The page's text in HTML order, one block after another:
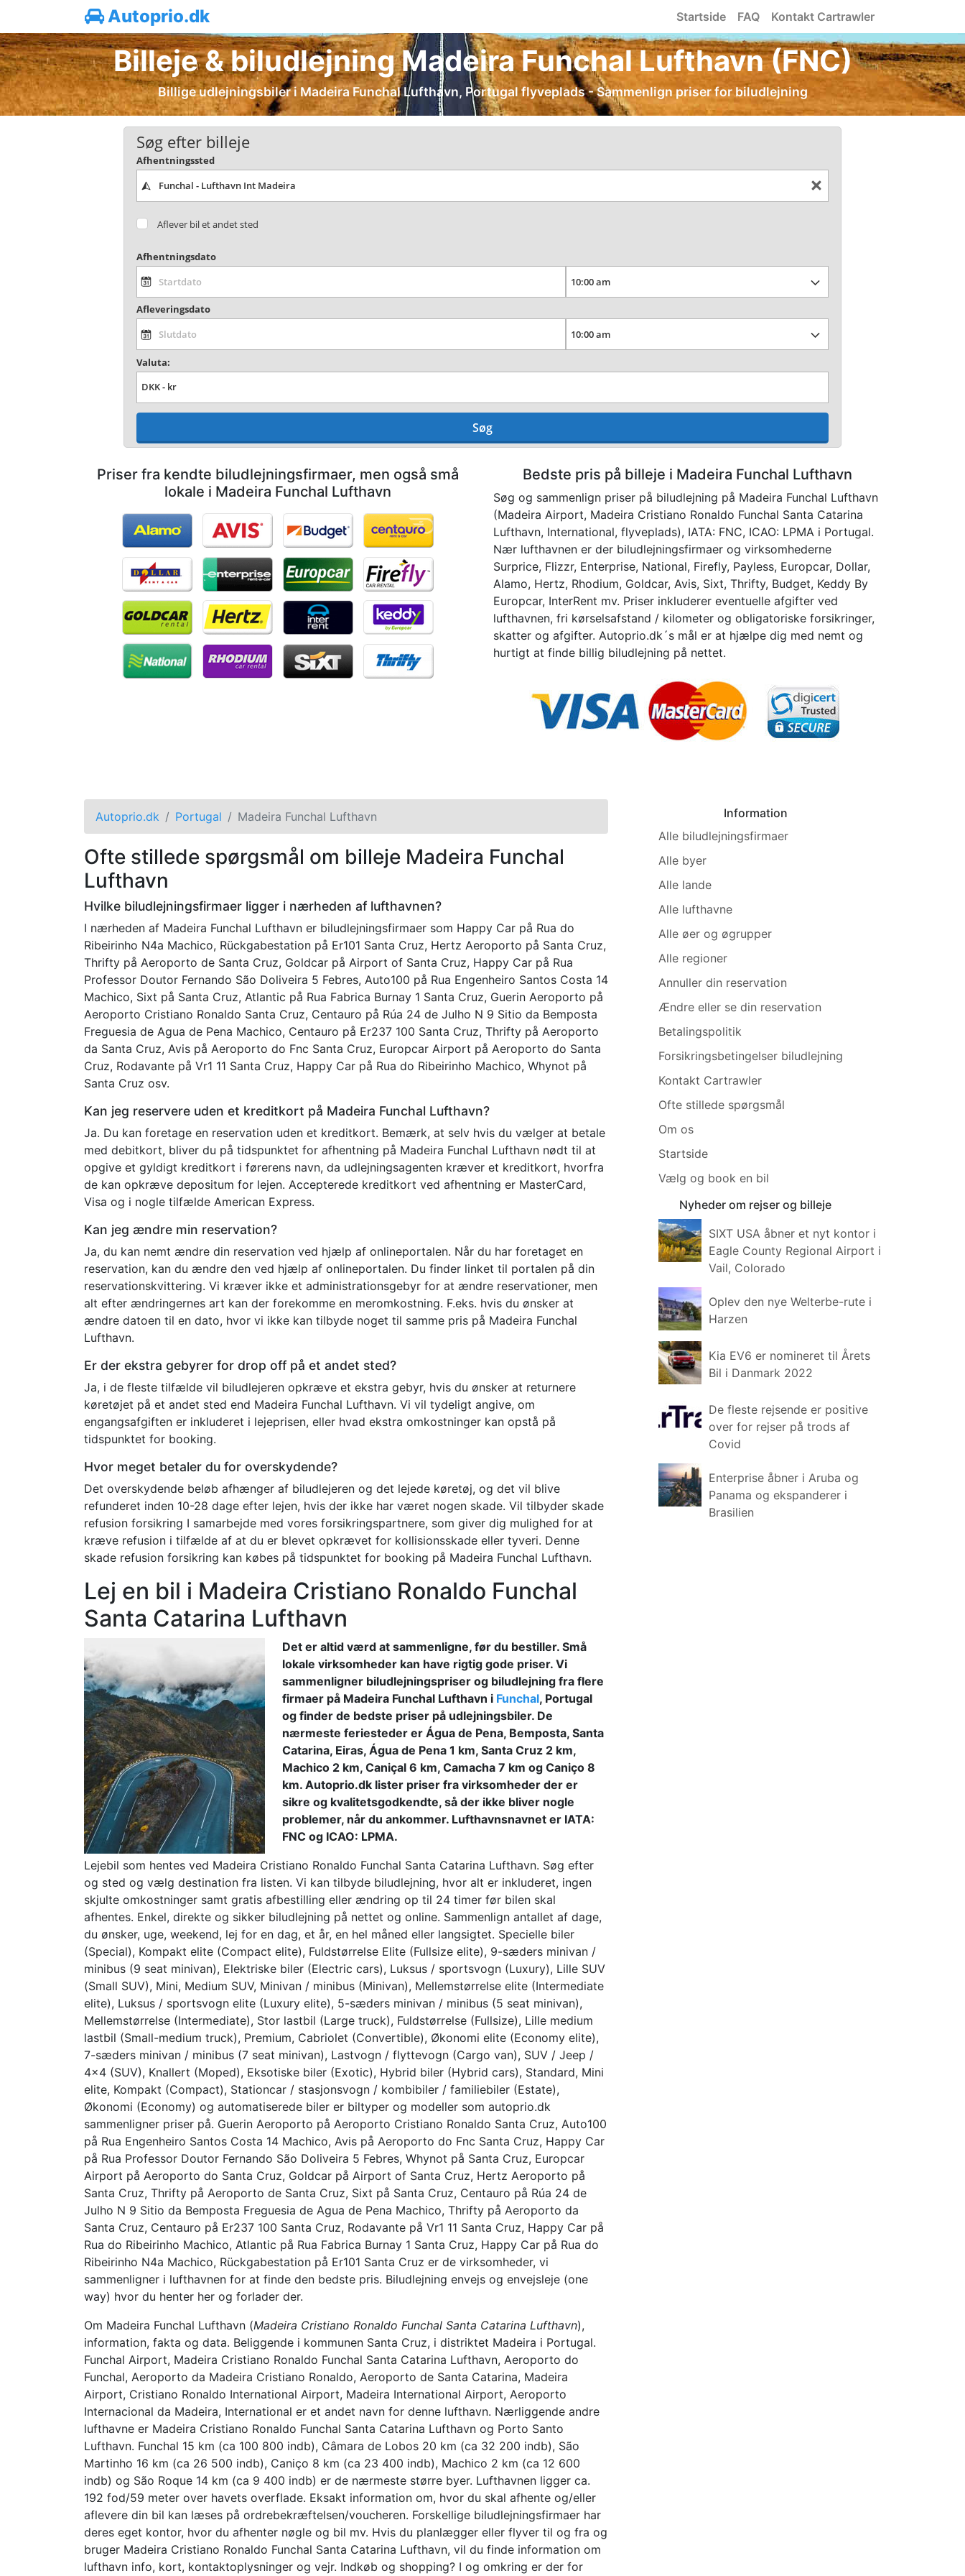
Autoprio.dk Startside FAQ Kontakt Cartrawler
Billeje & biludlejning Madeira Funchal Lufthavn (FNC)
Billige udlejningsbiler i Madeira Funchal Lufthavn, Portugal flyveplads - Sammenlign priser for biludlejning
Søg efter billeje
Afhentningssted
Aflever bil et andet sted
Afhentningsdato
Afleveringsdato
Valuta:
Søg
Priser fra kendte biludlejningsfirmaer, men også små
lokale i Madeira Funchal Lufthavn
Bedste pris på billeje i Madeira Funchal Lufthavn
Søg og sammenlign priser på biludlejning på Madeira Funchal Lufthavn
(Madeira Airport, Madeira Cristiano Ronaldo Funchal Santa Catarina
Lufthavn, International, flyveplads), IATA: FNC, ICAO: LPMA i Portugal.
Nær lufthavnen er der biludlejningsfirmaer og virksomhederne
Surprice, Flizzr, Enterprise, National, Firefly, Payless, Europcar, Dollar,
Alamo, Hertz, Rhodium, Goldcar, Avis, Sixt, Thrifty, Budget, Keddy By
Europcar, InterRent mv. Priser inkluderer eventuelle afgifter ved
lufthavnen, fri kørselsafstand / kilometer og obligatoriske forsikringer,
skatter og afgifter. Autoprio.dk´s mål er at hjælpe dig med nemt og
hurtigt at finde billig biludlejning på nettet.
Autoprio.dk Portugal Madeira Funchal Lufthavn
Ofte stillede spørgsmål om billeje Madeira Funchal
Lufthavn
Hvilke biludlejningsfirmaer ligger i nærheden af lufthavnen?
I nærheden af Madeira Funchal Lufthavn er biludlejningsfirmaer som Happy Car på Rua do
Ribeirinho N4a Machico, Rückgabestation på Er101 Santa Cruz, Hertz Aeroporto på Santa Cruz,
Thrifty på Aeroporto de Santa Cruz, Goldcar på Airport of Santa Cruz, Happy Car på Rua
Professor Doutor Fernando São Doliveira 5 Febres, Auto100 på Rua Engenheiro Santos Costa 14
Machico, Sixt på Santa Cruz, Atlantic på Rua Fabrica Burnay 1 Santa Cruz, Guerin Aeroporto på
Aeroporto Cristiano Ronaldo Santa Cruz, Centauro på Rúa 24 de Julho N 9 Sitio da Bemposta
Freguesia de Agua de Pena Machico, Centauro på Er237 100 Santa Cruz, Thrifty på Aeroporto
da Santa Cruz, Avis på Aeroporto do Fnc Santa Cruz, Europcar Airport på Aeroporto do Santa
Cruz, Rodavante på Vr1 11 Santa Cruz, Happy Car på Rua do Ribeirinho Machico, Whynot på
Santa Cruz osv.
Kan jeg reservere uden et kreditkort på Madeira Funchal Lufthavn?
Ja. Du kan foretage en reservation uden et kreditkort. Bemærk, at selv hvis du vælger at betale
med debitkort, bliver du på tidspunktet for afhentning på Madeira Funchal Lufthavn nødt til at
opgive et gyldigt kreditkort i førerens navn, da udlejningsagenten kræver et kreditkort, hvorfra
de kan opkræve depositum for lejen. Accepterede kreditkort ved afhentning er MasterCard,
Visa og i nogle tilfælde American Express.
Kan jeg ændre min reservation?
Ja, du kan nemt ændre din reservation ved hjælp af onlineportalen. Når du har foretaget en
reservation, kan du ændre den ved hjælp af onlineportalen. Du finder linket til portalen på din
reservationskvittering. Vi kræver ikke et administrationsgebyr for at ændre reservationer, men
alt efter ændringernes art kan der forekomme en meromkostning. F.eks. hvis du ønsker at
ændre datoen til en dato, hvor vi ikke kan tilbyde noget til samme pris på Madeira Funchal
Lufthavn.
Er der ekstra gebyrer for drop off på et andet sted?
Ja, i de fleste tilfælde vil biludlejeren opkræve et ekstra gebyr, hvis du ønsker at returnere
køretøjet på et andet sted end Madeira Funchal Lufthavn. Vi vil tydeligt angive, om
engangsafgiften er inkluderet i lejeprisen, eller hvad ekstra omkostninger kan opstå på
tidspunktet for booking.
Hvor meget betaler du for overskydende?
Det overskydende beløb afhænger af biludlejeren og det lejede køretøj, og det vil blive
refunderet inden 10-28 dage efter lejen, hvis der ikke har været nogen skade. Vil tilbyder skade
refusion forsikring I samarbejde med vores forsikringspartnere, som giver dig mulighed for at
kræve refusion i tilfælde af at du er blevet opkrævet for kollisionsskade eller tyveri. Denne
skade refusion forsikring kan købes på tidspunktet for booking på Madeira Funchal Lufthavn.
Lej en bil i Madeira Cristiano Ronaldo Funchal
Santa Catarina Lufthavn
Det er altid værd at sammenligne, før du bestiller. Små
lokale virksomheder kan have rigtig gode priser. Vi
sammenligner biludlejningspriser og biludlejning fra flere
firmaer på Madeira Funchal Lufthavn i Funchal, Portugal
og finder de bedste priser på udlejningsbiler. De
nærmeste feriesteder er Água de Pena, Bemposta, Santa
Catarina, Eiras, Água de Pena 1 km, Santa Cruz 2 km,
Machico 2 km, Caniçal 6 km, Camacha 7 km og Caniço 8
km. Autoprio.dk lister priser fra virksomheder der er
sikre og kvalitetsgodkendte, så der ikke bliver nogle
problemer, når du ankommer. Lufthavnsnavnet er IATA:
FNC og ICAO: LPMA.
Lejebil som hentes ved Madeira Cristiano Ronaldo Funchal Santa Catarina Lufthavn. Søg efter
og sted og vælg destination fra listen. Vi kan tilbyde biludlejning, hvor alt er inkluderet, ingen
skjulte omkostninger samt gratis afbestilling eller ændring op til 24 timer før bilen skal
afhentes. Enkel, direkte og sikker biludlejning på nettet og online. Sammenlign antallet af dage,
du ønsker, uge, weekend, lej for en dag, et år, en hel måned eller langsigtet. Specielle biler
(Special), Kompakt elite (Compact elite), Fuldstørrelse Elite (Fullsize elite), 9-sæders minivan /
minibus (9 seat minivan), Elektriske biler (Electric cars), Luksus / sportsvogn (Luxury), Lille SUV
(Small SUV), Mini, Medium SUV, Minivan / minibus (Minivan), Mellemstørrelse elite (Intermediate
elite), Luksus / sportsvogn elite (Luxury elite), 5-sæders minivan / minibus (5 seat minivan),
Mellemstørrelse (Intermediate), Stor lastbil (Large truck), Fuldstørrelse (Fullsize), Lille medium
lastbil (Small-medium truck), Premium, Cabriolet (Convertible), Økonomi elite (Economy elite),
7-sæders minivan / minibus (7 seat minivan), Lastvogn / flyttevogn (Cargo van), SUV / Jeep /
4×4 (SUV), Knallert (Moped), Eksotiske biler (Exotic), Hybrid biler (Hybrid cars), Standard, Mini
elite, Kompakt (Compact), Stationcar / stasjonsvogn / kombibiler / familiebiler (Estate),
Økonomi (Economy) og automatiserede biler er biltyper og modeller som autoprio.dk
sammenligner priser på. Guerin Aeroporto på Aeroporto Cristiano Ronaldo Santa Cruz, Auto100
på Rua Engenheiro Santos Costa 14 Machico, Avis på Aeroporto do Fnc Santa Cruz, Happy Car
på Rua Professor Doutor Fernando São Doliveira 5 Febres, Whynot på Santa Cruz, Europcar
Airport på Aeroporto do Santa Cruz, Goldcar på Airport of Santa Cruz, Hertz Aeroporto på
Santa Cruz, Thrifty på Aeroporto de Santa Cruz, Sixt på Santa Cruz, Centauro på Rúa 24 de
Julho N 9 Sitio da Bemposta Freguesia de Agua de Pena Machico, Thrifty på Aeroporto da
Santa Cruz, Centauro på Er237 100 Santa Cruz, Rodavante på Vr1 11 Santa Cruz, Happy Car på
Rua do Ribeirinho Machico, Atlantic på Rua Fabrica Burnay 1 Santa Cruz, Happy Car på Rua do
Ribeirinho N4a Machico, Rückgabestation på Er101 Santa Cruz er de virksomheder, vi
sammenligner i lufthavnen for at finde den bedste pris. Biludlejning envejs og envejsleje (one
way) hvor du henter her og forlader der.
Om Madeira Funchal Lufthavn (Madeira Cristiano Ronaldo Funchal Santa Catarina Lufthavn),
information, fakta og data. Beliggende i kommunen Santa Cruz, i distriktet Madeira i Portugal.
Funchal Airport, Madeira Cristiano Ronaldo Funchal Santa Catarina Lufthavn, Aeroporto do
Funchal, Aeroporto da Madeira Cristiano Ronaldo, Aeroporto de Santa Catarina, Madeira
Airport, Cristiano Ronaldo International Airport, Madeira International Airport, Aeroporto
Internacional da Madeira, International er et andet navn for denne lufthavn. Nærliggende andre
lufthavne er Madeira Cristiano Ronaldo Funchal Santa Catarina Lufthavn og Porto Santo
Lufthavn. Funchal 15 km (ca 100 800 indb), Câmara de Lobos 20 km (ca 32 200 indb), São
Martinho 16 km (ca 26 500 indb), Caniço 8 km (ca 23 400 indb), Machico 2 km (ca 12 600
indb) og São Roque 14 km (ca 9 400 indb) er de nærmeste større byer. Lufthavnen ligger ca.
192 fod/59 meter over havets overflade. Eksakt information om, hvor du skal afhente og/eller
aflevere din bil kan læses på ordrebekræftelsen/voucheren. Forskellige biludlejningsfirmaer har
deres eget kontor, hvor du afhenter nøgle og bil mv. Hvis du planlægger eller flyver til og fra og
bruger Madeira Cristiano Ronaldo Funchal Santa Catarina Lufthavn, vil du finde information om
lufthavn info, kort, kontaktoplysninger og vejr. Indkøb og shopping? I og omkring er der for
Information
Alle biludlejningsfirmaer
Alle byer
Alle lande
Alle lufthavne
Alle øer og øgrupper
Alle regioner
Annuller din reservation
Ændre eller se din reservation
Betalingspolitik
Forsikringsbetingelser biludlejning
Kontakt Cartrawler
Ofte stillede spørgsmål
Om os
Startside
Vælg og book en bil
Nyheder om rejser og billeje
SIXT USA åbner et nyt kontor i
Eagle County Regional Airport i
Vail, Colorado
Oplev den nye Welterbe-rute i
Harzen
Kia EV6 er nomineret til Årets
Bil i Danmark 2022
De fleste rejsende er positive
over for rejser på trods af
Covid
Enterprise åbner i Aruba og
Panama og ekspanderer i
Brasilien